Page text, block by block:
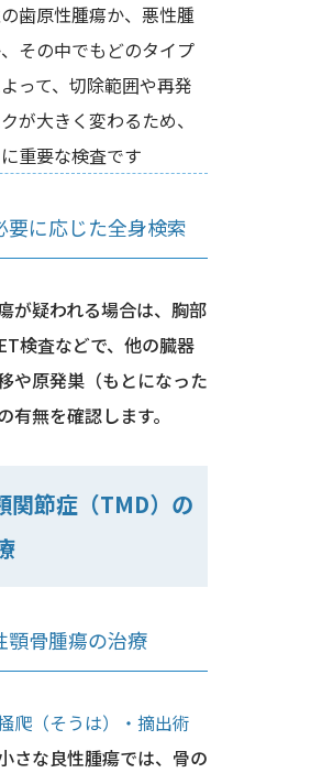
歯原性腫瘍か、悪性腫
その中でもどのタイプ
って、切除範囲や再発
が大きく変わるため、
重要な検査です
要に応じた全身検索
が疑われる場合は、胸部
検査などで、他の臓器
や原発巣（もとになった
有無を確認します。
関節症（TMD）の
顎骨腫瘍の治療
爬（そうは）・摘出術
さな良性腫瘍では、骨の